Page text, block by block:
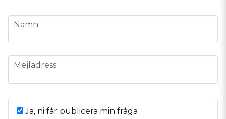
name
Namn
email
Mejladress
Ja, ni får publicera min fråga